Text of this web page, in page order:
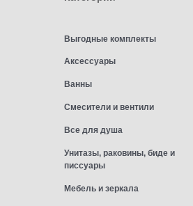
Выгодные комплекты
Аксессуары
Ванны
Смесители и вентили
Все для душа
Унитазы, раковины, биде и
писсуары
Мебель и зеркала